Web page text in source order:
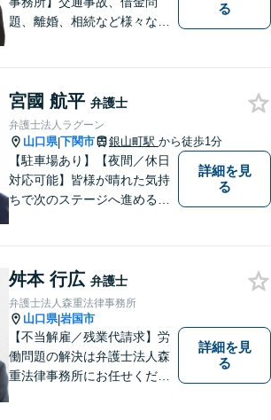
題、離婚、相続など様々な問
い！
る
宮國 航平 弁護士
弁護士法人ラグーン
山口県|下関市 銀山町駅 から徒歩1分
【駐車場あり】【夜間／休日
対応可能】皆様が晴れた気持
ちで次のステージへ進めるよ
応。【地域に根差した弁護
士】何かお困りごとがござい
ましたらお一人で考え込ま
ず、ご相談下さい。
詳細を見
る
舛本 行広 弁護士
弁護士法人森重法律事務所
山口県|岩国市
【不当解雇／残業代請求】労
働問題の解決は弁護士法人森
重法律事務所にお任せくださ
詳細を見
る